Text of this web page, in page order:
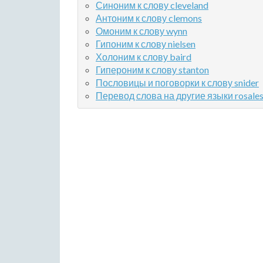
Синоним к слову cleveland
Антоним к слову clemons
Омоним к слову wynn
Гипоним к слову nielsen
Холоним к слову baird
Гипероним к слову stanton
Пословицы и поговорки к слову snider
Перевод слова на другие языки rosales